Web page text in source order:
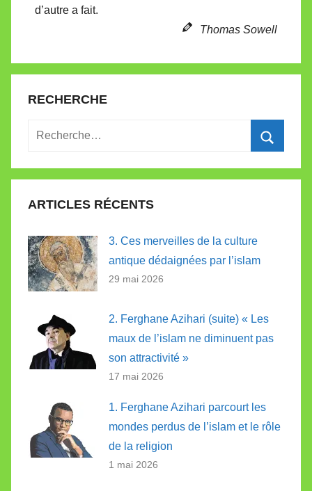
d’autre a fait.
Thomas Sowell
RECHERCHE
Recherche
:
ARTICLES RÉCENTS
3. Ces merveilles de la culture
antique dédaignées par l’islam
29 mai 2026
2. Ferghane Azihari (suite) « Les
maux de l’islam ne diminuent pas
son attractivité »
17 mai 2026
1. Ferghane Azihari parcourt les
mondes perdus de l’islam et le rôle
de la religion
1 mai 2026